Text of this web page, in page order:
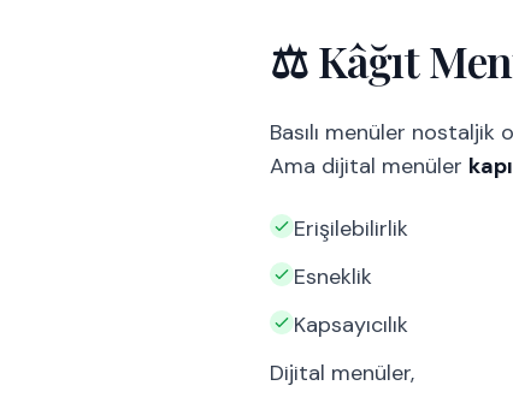
⚖️ Kâğıt
Basılı menüler
Ama dijital menüler
Erişilebilirlik
Esneklik
Kapsayıcılık
Dijital menüler,